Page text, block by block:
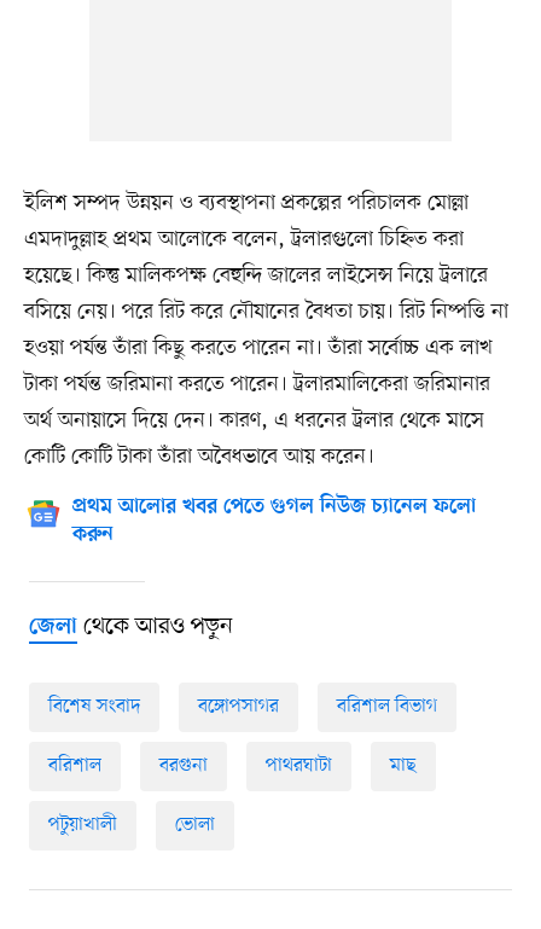
ইলিশ সম্পদ উন্নয়ন ও ব্যবস্থাপনা প্রকল্পের পরিচালক মোল্লা
এমদাদুল্লাহ প্রথম আলোকে বলেন, ট্রলারগুলো চিহ্নিত করা
হয়েছে। কিন্তু মালিকপক্ষ বেহুন্দি জালের লাইসেন্স নিয়ে ট্রলারে
বসিয়ে নেয়। পরে রিট করে নৌযানের বৈধতা চায়। রিট নিষ্পত্তি না
হওয়া পর্যন্ত তাঁরা কিছু করতে পারেন না। তাঁরা সর্বোচ্চ এক লাখ
টাকা পর্যন্ত জরিমানা করতে পারেন। ট্রলারমালিকেরা জরিমানার
অর্থ অনায়াসে দিয়ে দেন। কারণ, এ ধরনের ট্রলার থেকে মাসে
কোটি কোটি টাকা তাঁরা অবৈধভাবে আয় করেন।
প্রথম আলোর খবর পেতে গুগল নিউজ চ্যানেল ফলো
করুন
জেলাথেকে আরও পড়ুন
বিশেষ সংবাদ বঙ্গোপসাগর বরিশাল বিভাগ
বরিশাল বরগুনা পাথরঘাটা মাছ
পটুয়াখালী ভোলা